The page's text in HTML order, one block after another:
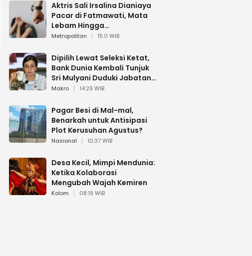
Aktris Sali Irsalina Dianiaya
Pacar di Fatmawati, Mata
Lebam Hingga
Diselamatkan Polantas
Metropolitan 15:11 WIB
Dipilih Lewat Seleksi Ketat,
Bank Dunia Kembali Tunjuk
Sri Mulyani Duduki Jabatan
Strategis
Makro 14:29 WIB
Pagar Besi di Mal-mal,
Benarkah untuk Antisipasi
Plot Kerusuhan Agustus?
Nasional 10:37 WIB
Desa Kecil, Mimpi Mendunia:
Ketika Kolaborasi
Mengubah Wajah Kemiren
Kolom 08:19 WIB